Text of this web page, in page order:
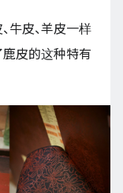
牛皮、羊皮一样
鹿皮的这种特有